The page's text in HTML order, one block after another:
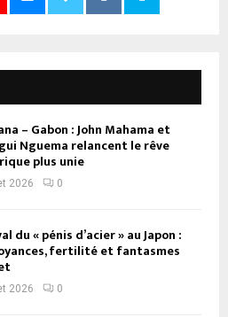
– Gabon : John Mahama et
Nguema relancent le rêve
plus unie
2026 0
du « pénis d’acier » au Japon :
fertilité et fantasmes
2026 0